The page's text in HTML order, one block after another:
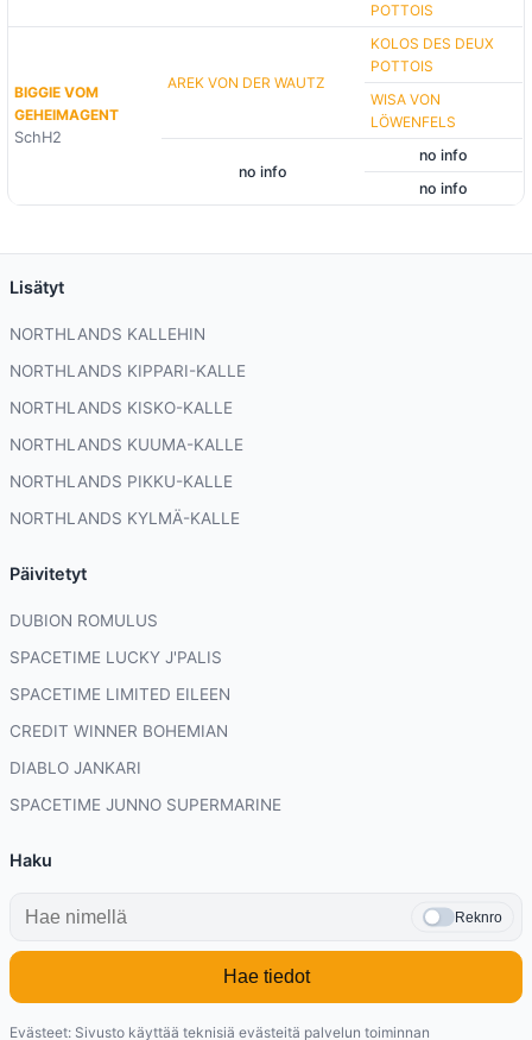
POTTOIS
BIGGIE VOM
GEHEIMAGENT
SchH2
AREK VON DER WAUTZ
KOLOS DES DEUX
POTTOIS
WISA VON
LÖWENFELS
no info
no info
no info
Lisätyt
NORTHLANDS KALLEHIN
NORTHLANDS KIPPARI-KALLE
NORTHLANDS KISKO-KALLE
NORTHLANDS KUUMA-KALLE
NORTHLANDS PIKKU-KALLE
NORTHLANDS KYLMÄ-KALLE
Päivitetyt
DUBION ROMULUS
SPACETIME LUCKY J'PALIS
SPACETIME LIMITED EILEEN
CREDIT WINNER BOHEMIAN
DIABLO JANKARI
SPACETIME JUNNO SUPERMARINE
Haku
Reknro
Hae tiedot
Evästeet: Sivusto käyttää teknisiä evästeitä palvelun toiminnan